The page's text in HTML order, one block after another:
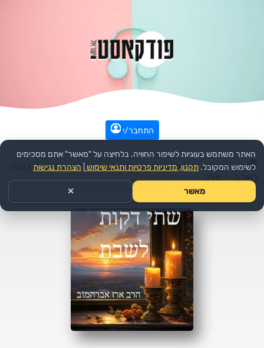
התחבר/י
עמוד הבית >> דת ורוחני >> יהדות >>הפודקאסט: שתי דקות
האתר משתמש בעוגיות לשיפור החוויה. בלחיצה על "מאשר" אתם מסכימים
לשימוש המקובל. תקנון, מדיניות פרטיות ותנאי שימוש הצהרת נגישות
מאשר ✕